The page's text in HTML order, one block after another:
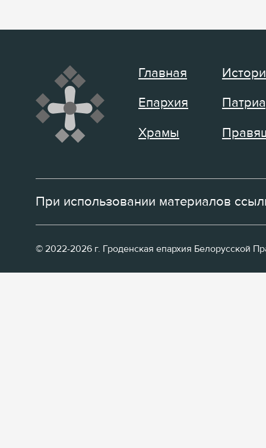
Главная
Епархия
Храмы
При использовании материалов
© 2022-2026 г. Гроденская епархия Белорусской